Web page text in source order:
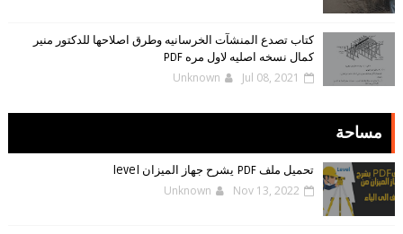
كتاب تصدع المنشآت الخرسانيه وطرق اصلاحها للدكتور منير
كمال نسخه اصليه لاول مره PDF
Unknown Jul 08, 2021
مساحة
تحميل ملف PDF يشرح جهاز الميزان level
Unknown Nov 13, 2022